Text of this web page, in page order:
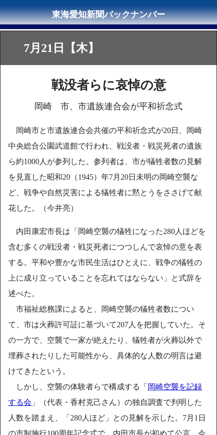
7月21日【木】
戦没者らに哀悼の意
岡崎 市、市遺族連合会が平和祈念式
岡崎市と市遺族連合会共催の平和祈念式が20日、岡崎
中央総合公園武道館で行われ、戦没者・戦災死者の遺族
ら約1000人が参列した。参列者は、市が犠牲者数の見解
を見直した昭和20（1945）年7月20日未明の岡崎空襲な
ど、戦争や自然災害による犠牲者に黙とうをささげて献
花した。（今井亮）
内田康宏市長は「岡崎空襲の犠牲になった280人ほどを
含む多くの戦没者・戦災死者につつしんで哀悼の意を表
する。平和や豊かな市民生活はひとえに、戦争の犠牲の
上に成り立っていることを忘れてはならない」と式辞を
述べた。
市福祉総務課によると、岡崎空襲の犠牲者数につい
て、市は火葬許可証に基づいて207人を把握していた。そ
の一方で、空襲で一家が絶えたり、犠牲者が火葬以外で
埋葬されたりした可能性から、具体的な人数の明言は避
けてきたという。
しかし、空襲の体験者らで構成する「 岡崎空襲を記録
する会 」（代表・香村克己さん）の独自調査で判明した
人数を踏まえ、「280人ほど」との見解を示した。7月1日